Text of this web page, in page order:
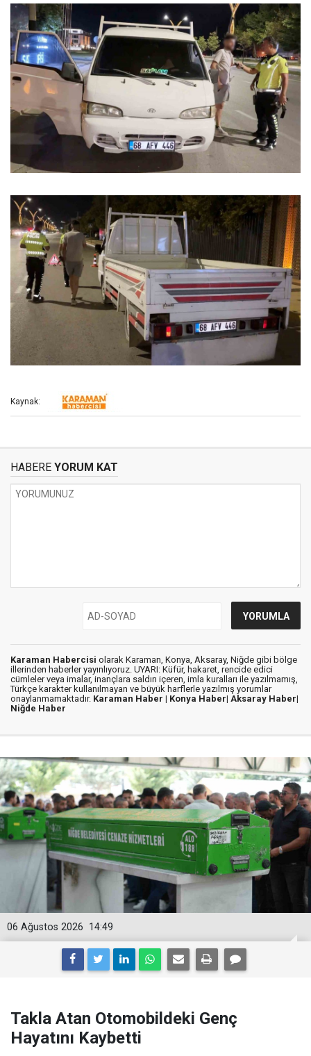
Kaynak:
HABERE YORUM KAT
Karaman Habercisi olarak Karaman, Konya, Aksaray, Niğde gibi bölge
illerinden haberler yayınlıyoruz. UYARI: Küfür, hakaret, rencide edici
cümleler veya imalar, inançlara saldırı içeren, imla kuralları ile yazılmamış,
Türkçe karakter kullanılmayan ve büyük harflerle yazılmış yorumlar
onaylanmamaktadır. Karaman Haber | Konya Haber| Aksaray Haber|
Niğde Haber
14:49
06 Ağustos 2026
Takla Atan Otomobildeki Genç
Hayatını Kaybetti